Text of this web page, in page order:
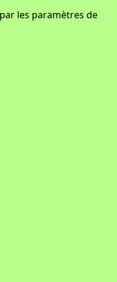
les paramètres de